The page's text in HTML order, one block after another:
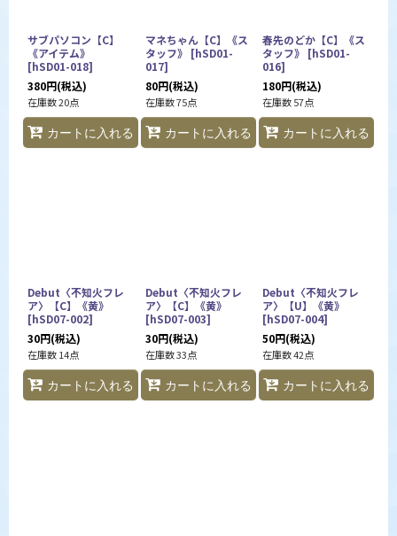
サブパソコン【C】
《アイテム》
[hSD01-018]
380円(税込)
在庫数 20点
カートに入れる
マネちゃん【C】《ス
タッフ》 [hSD01-
017]
80円(税込)
在庫数 75点
カートに入れる
春先のどか【C】《ス
タッフ》 [hSD01-
016]
180円(税込)
在庫数 57点
カートに入れる
Debut〈不知火フレ
ア〉【C】《黄》
[hSD07-002]
30円(税込)
在庫数 14点
カートに入れる
Debut〈不知火フレ
ア〉【C】《黄》
[hSD07-003]
30円(税込)
在庫数 33点
カートに入れる
Debut〈不知火フレ
ア〉【U】《黄》
[hSD07-004]
50円(税込)
在庫数 42点
カートに入れる